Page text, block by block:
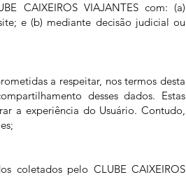
CAIXEIROS VIAJANTES com: (a)
e (b) mediante decisão judicial ou
a respeitar, nos termos desta
desses dados. Estas
a experiência do Usuário. Contudo,
coletados pelo CLUBE CAIXEIROS